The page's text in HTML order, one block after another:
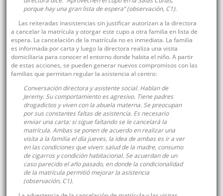
porque hay una gran lista de espera” (observación, C1).
Las reiteradas inasistencias sin justificar autorizan a la directora
a cancelar la matrícula y otorgar este cupo a otra familia en lista de
espera. La cancelación de la matrícula no es inmediata. La familia
es informada por carta y luego la directora realiza una visita
domiciliaria para conocer el entorno donde habita el niño. A partir
de estas acciones, se pueden generar nuevos compromisos con las
familias que permitan regular la asistencia al centro:
Conversación directora y asistente social. Hablan de
Jeremy. Su comportamiento es agresivo. Tiene padres
drogadictos y viven con la abuela materna. Se preocupan
por sus constantes faltas de asistencia. Es necesario
enviar una carta: si sigue faltando se le cancelará la
matrícula. Ambas se ponen de acuerdo en realizar una
visita a la familia el día jueves, la idea de ambas es ir a ver
en las condiciones que viven: salud de la madre, consumo
de cigarros y condición habitacional. Se acuerdan de un
caso parecido el año pasado, en donde la condicionalidad
de la matrícula permitió mejorar la asistencia
(observación, C1).